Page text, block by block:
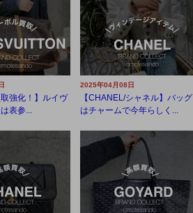
取強化！】ルイヴ
表参...
2025年04月08日
【CHANEL/シャネル】バッグ
はチャームで今年らしく...